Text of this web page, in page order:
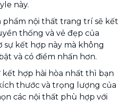
này.
phẩm nội thất trang trí sẽ kết
thống và vẻ đẹp của
sự kết hợp này mà không
và có điểm nhấn hơn.
kết hợp hài hòa nhất thì bạn
thước và trọng lượng của
các nội thất phù hợp với